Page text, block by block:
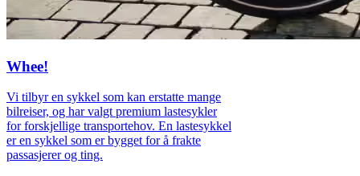
Whee!
Vi tilbyr en sykkel som kan erstatte mange
bilreiser, og har valgt premium lastesykler
for forskjellige transportehov. En lastesykkel
er en sykkel som er bygget for å frakte
passasjerer og ting.